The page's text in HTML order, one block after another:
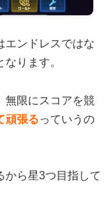
エンドレスではな
ります。
無限にスコアを競
頑張るっていうの
から星3つ目指して